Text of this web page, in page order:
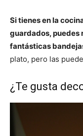
Si tienes en la
guardados, puedes
fantásticas
plato, pero las
¿Te gusta